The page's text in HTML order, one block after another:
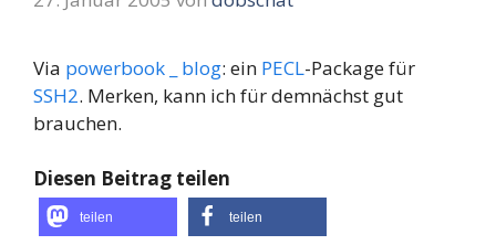
Via powerbook _ blog: ein PECL-Package für
SSH2. Merken, kann ich für demnächst gut
brauchen.
Diesen Beitrag teilen
teilen teilen